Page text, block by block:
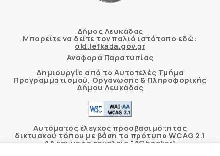
Δήμος Λευκάδας
Μπορείτε να δείτε τον παλιό ιστότοπο εδώ:
old.lefkada.gov.gr
Αναφορά Παρατυπίας
Δημιουργία από το Αυτοτελές Τμήμα
Προγραμματισμού, Οργάνωσης & Πληροφορικής
Δήμου Λευκάδας
Αυτόματος έλεγχος προσβασιμότητας
δικτυακού τόπου με βάση το πρότυπο WCAG 2.1
AA και με το εργαλείο “AChecker”